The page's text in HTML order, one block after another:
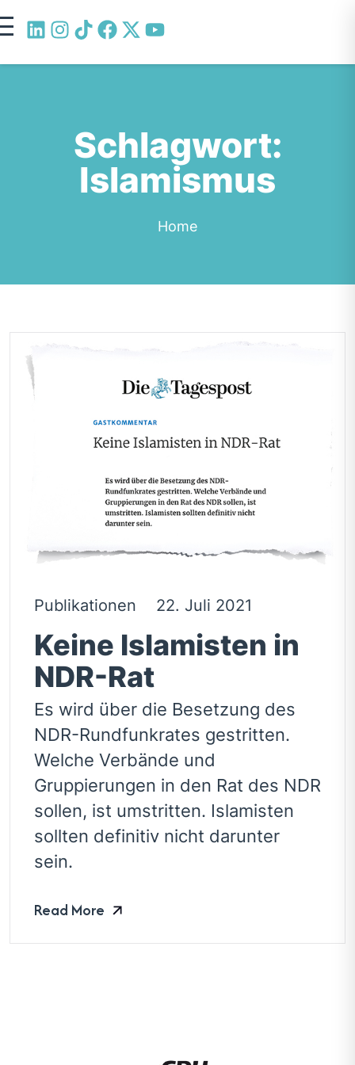
Schlagwort:
Islamismus
Home
Publikationen 22. Juli 2021
Keine Islamisten in
NDR-Rat
Es wird über die Besetzung des
NDR-Rundfunkrates gestritten.
Welche Verbände und
Gruppierungen in den Rat des NDR
sollen, ist umstritten. Islamisten
sollten definitiv nicht darunter
sein.
Read More